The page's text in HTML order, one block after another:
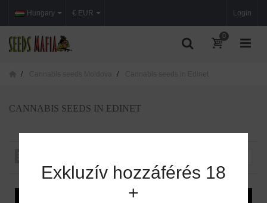
Hungary Login
€ EUR
0
CANNABIS SEEDS IN EDINET
Exkluzív hozzáférés 18
+